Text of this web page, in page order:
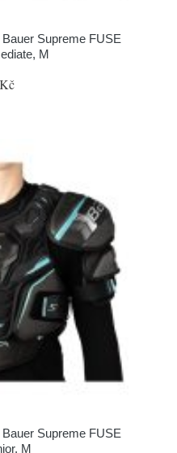
Supreme FUSE
M
Supreme FUSE
M